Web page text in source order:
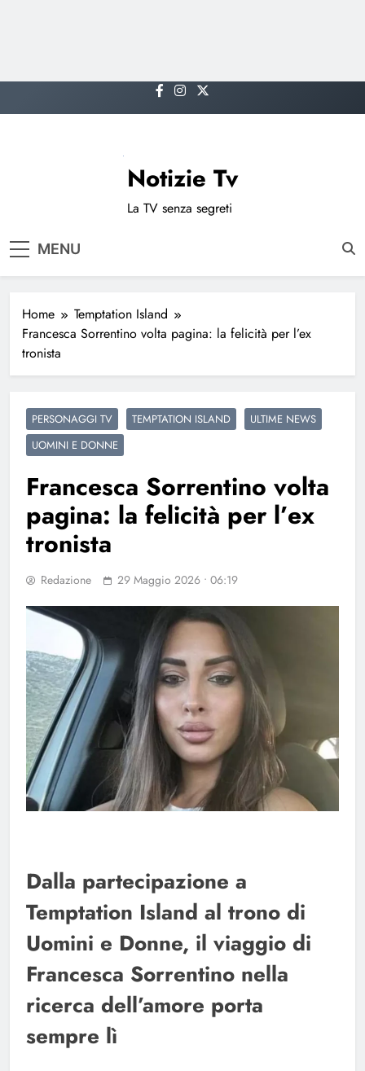
to
Notizie Tv
La TV senza segreti
MENU
Home
Temptation Island
Francesca Sorrentino volta pagina: la felicità per l’ex
tronista
PERSONAGGI TV TEMPTATION ISLAND
ULTIME NEWS
UOMINI E DONNE
Francesca Sorrentino volta
pagina: la felicità per l’ex
tronista
Redazione 29 Maggio 2026 • 06:19
Dalla partecipazione a
Temptation Island al trono di
Uomini e Donne, il viaggio di
Francesca Sorrentino nella
ricerca dell’amore porta
sempre lì